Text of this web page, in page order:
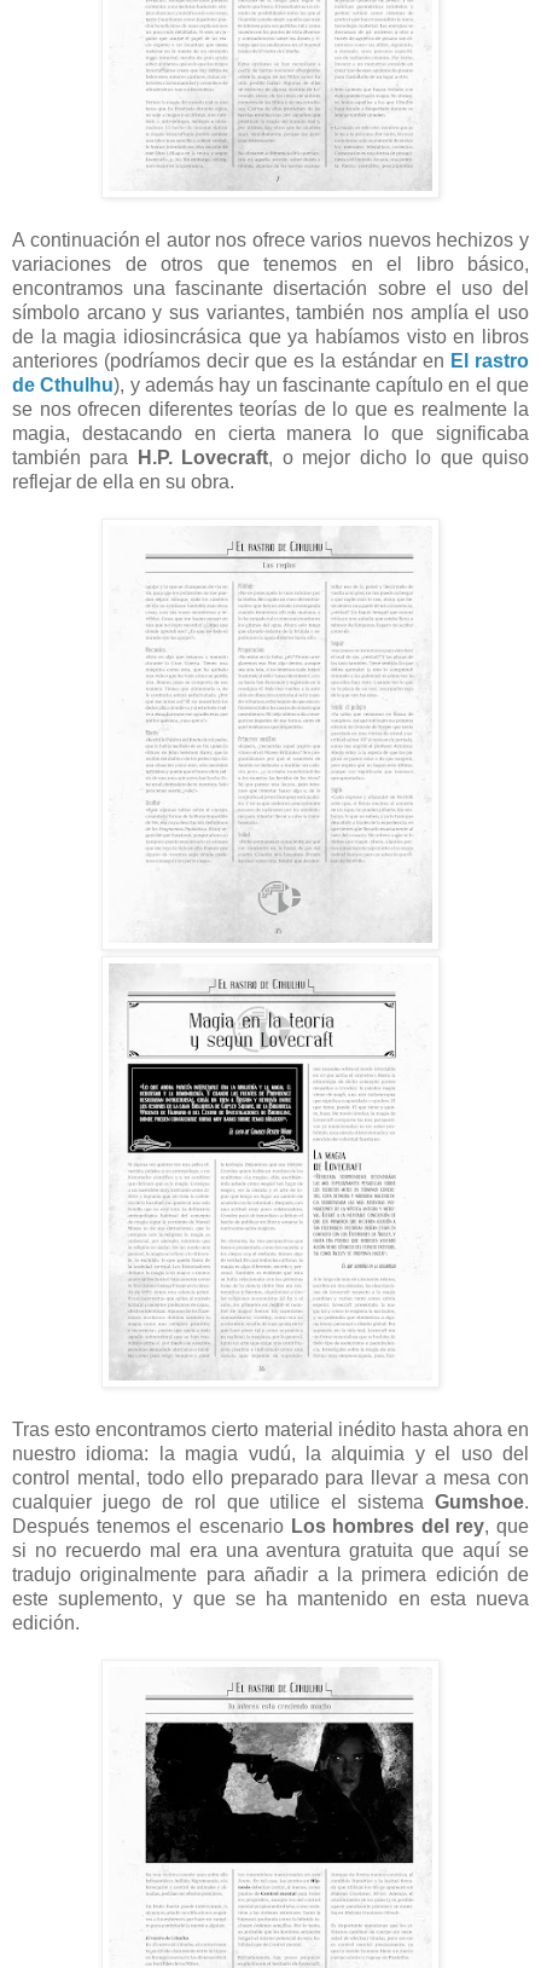
A continuación el autor nos ofrece varios nuevos hechizos y
variaciones de otros que tenemos en el libro básico,
encontramos una fascinante disertación sobre el uso del
símbolo arcano y sus variantes, también nos amplía el uso
de la magia idiosincrásica que ya habíamos visto en libros
anteriores (podríamos decir que es la estándar en El rastro
de Cthulhu), y además hay un fascinante capítulo en el que
se nos ofrecen diferentes teorías de lo que es realmente la
magia, destacando en cierta manera lo que significaba
también para
H.P. Lovecraft, o mejor dicho lo que quiso
reflejar de ella en su obra.
Tras esto encontramos cierto material inédito hasta ahora en
nuestro idioma: la magia vudú, la alquimia y el uso del
control mental, todo ello preparado para llevar a mesa con
cualquier juego de rol que utilice el sistema Gumshoe.
Después tenemos el escenario Los hombres del rey, que
si no recuerdo mal era una aventura gratuita que aquí se
tradujo originalmente para añadir a la primera edición de
este suplemento, y que se ha mantenido en esta nueva
edición.